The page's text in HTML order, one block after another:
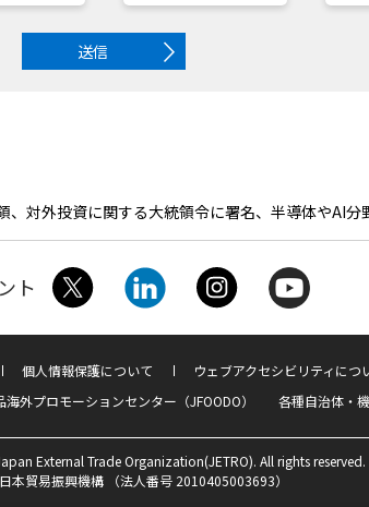
送信
、対外投資に関する大統領令に署名、半導体やAI分
ト
個人情報保護について ウェブアクセシビリティにつ
海外プロモーションセンター（JFOODO） 各種自治体・
External Trade Organization(JETRO). All rights reserved.
本貿易振興機構 （法人番号 2010405003693）